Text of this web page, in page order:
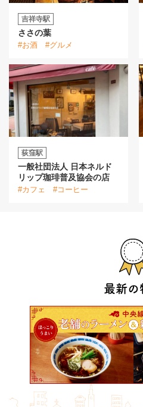
最新の
吉祥寺駅
ささの葉
#お酒 #グルメ
荻窪駅
一般社団法人 日本ネルド
リップ珈琲普及協会の店
#カフェ #コーヒー